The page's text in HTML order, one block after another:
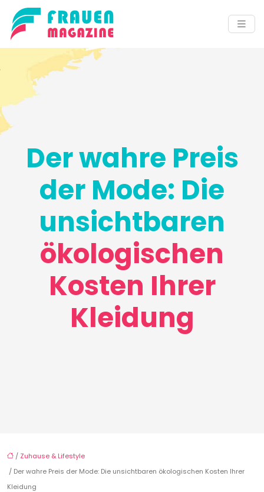
Der wahre Preis
der Mode: Die
unsichtbaren
ökologischen
Kosten Ihrer
Kleidung
/ Zuhause & Lifestyle
/ Der wahre Preis der Mode: Die unsichtbaren ökologischen Kosten Ihrer
Kleidung